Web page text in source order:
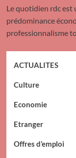
Le quotidien rdc est
prédominance
professionnalisme
ACTUALITES
Culture
Economie
Etranger
Offres d’emploi